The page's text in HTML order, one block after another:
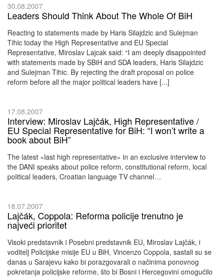
30.08.2007
Leaders Should Think About The Whole Of BiH
Reacting to statements made by Haris Silajdzic and Sulejman
Tihic today the High Representative and EU Special
Representative, Miroslav Lajcak said: “I am deeply disappointed
with statements made by SBiH and SDA leaders, Haris Silajdzic
and Sulejman Tihic. By rejecting the draft proposal on police
reform before all the major political leaders have [...]
17.08.2007
Interview: Miroslav Lajčák, High Representative /
EU Special Representative for BiH: “I won’t write a
book about BiH”
The latest «last high representative» in an exclusive interview to
the DANI speaks about police reform, constitutional reform, local
political leaders, Croatian language TV channel…
18.07.2007
Lajčák, Coppola: Reforma policije trenutno je
najveći prioritet
Visoki predstavnik i Posebni predstavnik EU, Miroslav Lajčák, i
voditelj Policijske misije EU u BiH, Vincenzo Coppola, sastali su se
danas u Sarajevu kako bi porazgovarali o načinima ponovnog
pokretanja policijske reforme, što bi Bosni i Hercegovini omogućilo